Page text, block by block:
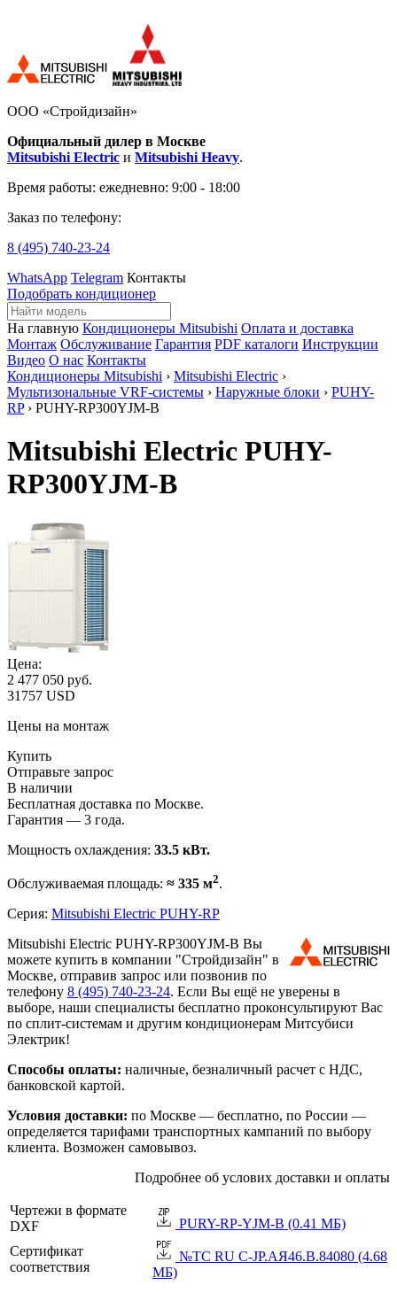
ООО «Стройдизайн»
Официальный дилер в Москве
Mitsubishi Electric и Mitsubishi Heavy.
Время работы: ежедневно: 9:00 - 18:00
Заказ по телефону:
8 (495) 740-23-24
WhatsApp Telegram Контакты
Подобрать кондиционер
На главную Кондиционеры Mitsubishi Оплата и доставка
Монтаж Обслуживание Гарантия PDF каталоги Инструкции
Видео О нас Контакты
Кондиционеры Mitsubishi › Mitsubishi Electric ›
Мультизональные VRF-системы › Наружные блоки › PUHY-
RP› PUHY-RP300YJM-B
Mitsubishi Electric PUHY-
RP300YJM-B
Цена:
2 477 050 руб.
31757 USD
Цены на монтаж
Купить
Отправьте запрос
В наличии
Бесплатная доставка по Москве.
Гарантия — 3 года.
Мощность охлаждения: 33.5 кВт.
Обслуживаемая площадь: ≈ 335 м2.
Серия: Mitsubishi Electric PUHY-RP
Mitsubishi Electric PUHY-RP300YJM-B Вы
можете купить в компании "Стройдизайн" в
Москве, отправив запрос или позвонив по
телефону 8 (495) 740-23-24. Если Вы ещё не уверены в
выборе, наши специалисты бесплатно проконсультируют Вас
по сплит-системам и другим кондиционерам Митсубиси
Электрик!
Способы оплаты: наличные, безналичный расчет с НДС,
банковской картой.
Условия доставки: по Москве — бесплатно, по России —
определяется тарифами транспортных кампаний по выбору
клиента. Возможен самовывоз.
Подробнее об услових доставки и оплаты
Чертежи в формате
DXF
PURY-RP-YJM-B (0.41 МБ)
Сертификат
соответствия
№TC RU C-JP.АЯ46.B.84080 (4.68
МБ)